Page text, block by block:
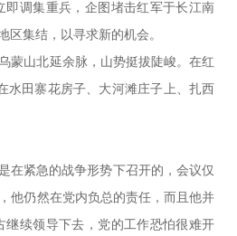
调集重兵，企图堵击红军于长江南
集结，以寻求新的机会。
蒙山北延余脉，山势挺拔陡峻。在红
水田寨花房子、大河滩庄子上、扎西
在紧急的战争形势下召开的，会议仅
他仍然在党内负总的责任，而且他并
续领导下去，党的工作恐怕很难开